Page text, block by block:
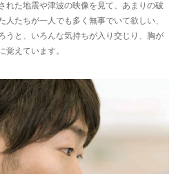
れた地震や津波の映像を見て、あまりの破
たちが一人でも多く無事でいて欲しい、
うと、いろんな気持ちが入り交じり、胸が
覚えています。